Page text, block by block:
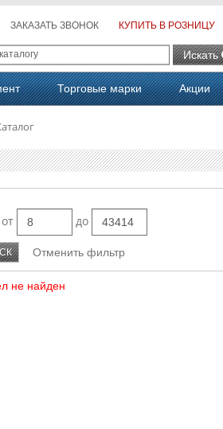
ЗАКАЗАТЬ ЗВОНОК КУПИТЬ В РОЗНИЦУ
Искать
Торговые марки Акции
до
не найден